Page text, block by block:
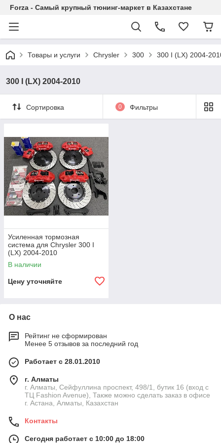
Forza - Самый крупный тюнинг-маркет в Казахстане
Товары и услуги Chrysler 300 300 I (LX) 2004-
300 I (LX) 2004-2010
Сортировка 0 Фильтры
Усиленная тормозная
система для Chrysler 300 I
(LX) 2004-2010
В наличии
Цену уточняйте
О нас
Рейтинг не сформирован
Менее 5 отзывов за последний год
Работает с 28.01.2010
г. Алматы
г. Алматы, Сейфуллина проспект, 498/1, бутик 16 (вход с
ТЦ Fashion Avenue), Также можно сделать заказ в офисе
г. Астана, Алматы, Казахстан
Контакты
Сегодня работает с 10:00 до 18:00